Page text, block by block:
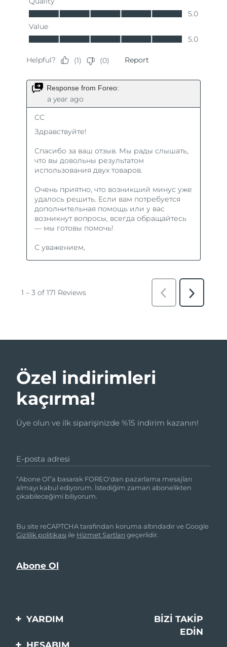
Özel indirimleri
kaçırma!
Üye olun ve ilk siparişinizde %15 indirim kazanın!
E-posta adresi
“Abone Ol”a basarak FOREO'dan pazarlama mesajları
almayı kabul ediyorum. İstediğim zaman abonelikten
çıkabileceğimi biliyorum.
Bu site reCAPTCHA tarafından koruma altındadır ve Google
Gizlilik politikası ile Hizmet Şartlarıgeçerlidir.
YARDIM
Bi̇zi̇mle İleti̇şi̇me Geçi̇n
BIZI TAKIP
EDIN
HESABIM